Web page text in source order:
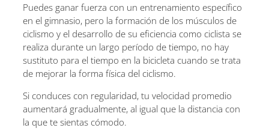
Puedes ganar fuerza con un entrenamiento específico
en el gimnasio, pero la formación de los músculos de
ciclismo y el desarrollo de su eficiencia como ciclista se
realiza durante un largo período de tiempo, no hay
sustituto para el tiempo en la bicicleta cuando se trata
de mejorar la forma física del ciclismo.
Si conduces con regularidad, tu velocidad promedio
aumentará gradualmente, al igual que la distancia con
la que te sientas cómodo.